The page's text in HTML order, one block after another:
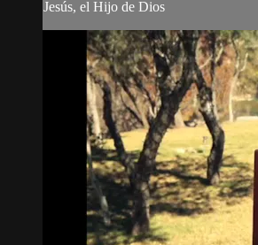
Jesús, el Hijo de Dios